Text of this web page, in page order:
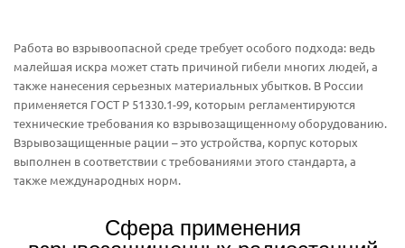
Работа во взрывоопасной среде требует особого подхода: ведь
малейшая искра может стать причиной гибели многих людей, а
также нанесения серьезных материальных убытков. В России
применяется ГОСТ Р 51330.1-99, которым регламентируются
технические требования ко взрывозащищенному оборудованию.
Взрывозащищенные рации – это устройства, корпус которых
выполнен в соответствии с требованиями этого стандарта, а
также международных норм.
Сфера применения